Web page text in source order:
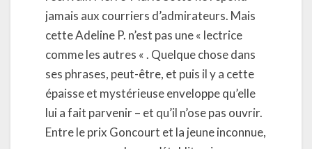
jamais aux courriers d’admirateurs. Mais
cette Adeline P. n’est pas une « lectrice
comme les autres « . Quelque chose dans
ses phrases, peut-être, et puis il y a cette
épaisse et mystérieuse enveloppe qu’elle
lui a fait parvenir – et qu’il n’ose pas ouvrir.
Entre le prix Goncourt et la jeune inconnue,